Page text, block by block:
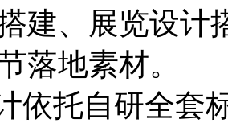
建、展览设计
落地素材。
依托自研全套